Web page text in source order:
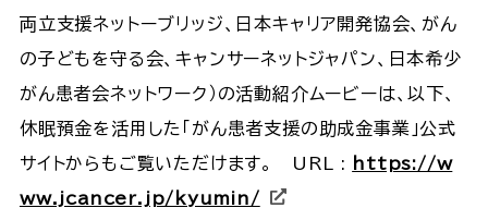
両立支援ネットーブリッジ、日本キャリア開発協会、がん
の子どもを守る会、キャンサーネットジャパン、日本希少
がん患者会ネットワーク）の活動紹介ムービーは、以下、
休眠預金を活用した「がん患者支援の助成金事業」公式
サイトからもご覧いただけます。 URL :
https://w
ww.jcancer.jp/kyumin/